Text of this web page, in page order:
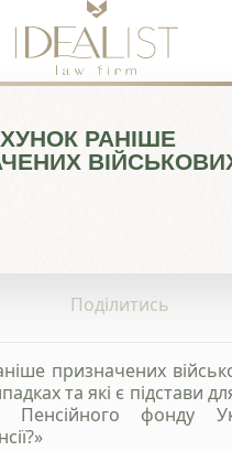
РАНІШЕ
Поділитись
призначених
та які є підстави
фонду